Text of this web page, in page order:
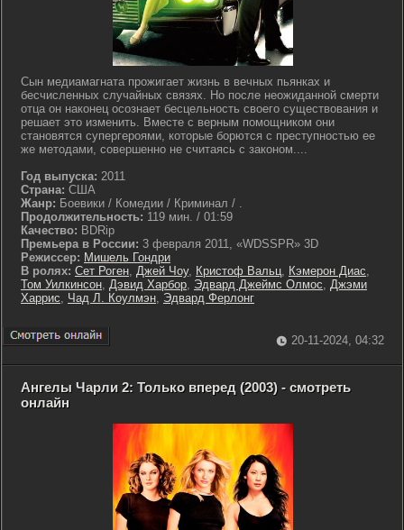
Сын медиамагната прожигает жизнь в вечных пьянках и
бесчисленных случайных связях. Но после неожиданной смерти
отца он наконец осознает бесцельность своего существования и
решает это изменить. Вместе с верным помощником они
становятся супергероями, которые борются с преступностью ее
же методами, совершенно не считаясь с законом....
Год выпуска: 2011
Страна: США
Жанр: Боевики / Комедии / Криминал / .
Продолжительность: 119 мин. / 01:59
Качество: BDRip
Премьера в России: 3 февраля 2011, «WDSSPR» 3D
Режиссер: Мишель Гондри
В ролях: Сет Роген, Джей Чоу, Кристоф Вальц, Кэмерон Диас,
Том Уилкинсон, Дэвид Харбор, Эдвард Джеймс Олмос, Джэми
Харрис, Чад Л. Коулмэн, Эдвард Ферлонг
20-11-2024, 04:32
Ангелы Чарли 2: Только вперед (2003) - смотреть
онлайн